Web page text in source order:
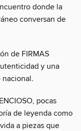
donde la
conversan de
de FIRMAS
y una
pocas
de leyenda como
a piezas que